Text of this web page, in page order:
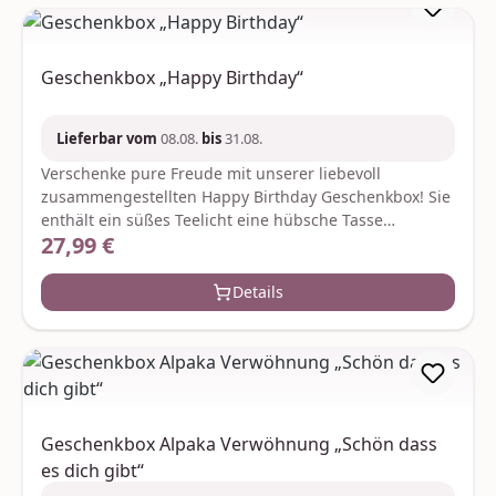
70031gc@grainecreative.com
Geschenkbox „Happy Birthday“
Lieferbar vom 08.08. bis31.08.
Verschenke pure Freude mit unserer liebevoll
zusammengestellten Happy Birthday Geschenkbox! Sie
enthält ein süßes Teelicht eine hübsche Tasse
aromatischen Tee zartschmelzende Schokolade und ein
Geburtstagsdesign mit Torte und „Happy Birthday“-
Aufdruck. Diese Geschenkbox ist das perfekte
Geburtstagsgeschenk für alle die sich eine kleine
Auszeit gönnen möchten. Ob für Freunde Mama oder
Kollegen – sie zaubert garantiert ein Lächeln ins
Gesicht. Stilvoll genussvoll und sofort versandbereit –
den Tag unvergesslich macht. 40 g Schokoladentafel
„Happy Birthday“: Zutaten:Zucker, Kakaobutter,
Regulärer Preis:
27,99 €
Details
Geschenkbox Alpaka Verwöhnung „Schön dass
es dich gibt“